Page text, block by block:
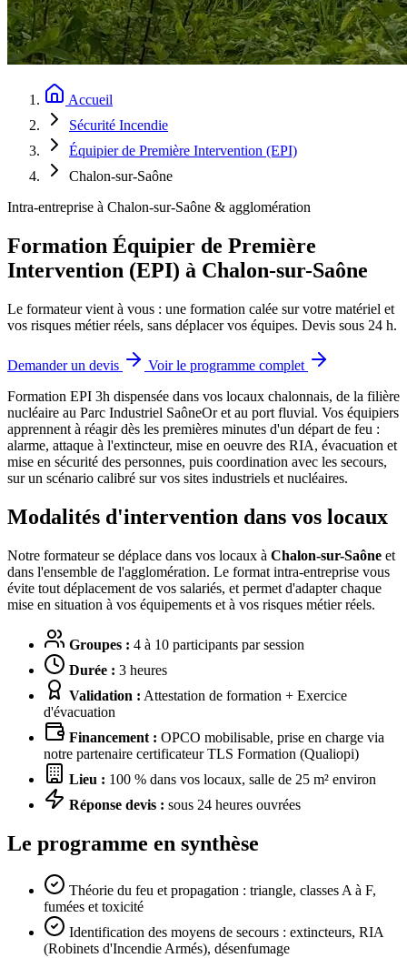
Accueil
Sécurité Incendie
Équipier de Première Intervention (EPI)
Chalon-sur-Saône
Intra-entreprise à Chalon-sur-Saône & agglomération
Formation Équipier de Première
Intervention (EPI) à Chalon-sur-Saône
Le formateur vient à vous : une formation calée sur votre matériel et
vos risques métier réels, sans déplacer vos équipes. Devis sous 24 h.
Demander un devis
Voir le programme complet
Formation EPI 3h dispensée dans vos locaux chalonnais, de la filière
nucléaire au Parc Industriel SaôneOr et au port fluvial. Vos équipiers
apprennent à réagir dès les premières minutes d'un départ de feu :
alarme, attaque à l'extincteur, mise en oeuvre des RIA, évacuation et
mise en sécurité des personnes, puis coordination avec les secours,
sur un scénario calibré sur vos sites industriels et nucléaires.
Modalités d'intervention dans vos locaux
Notre formateur se déplace dans vos locaux à Chalon-sur-Saône et
dans l'ensemble de l'agglomération. Le format intra-entreprise vous
évite tout déplacement de vos salariés, et permet d'adapter chaque
mise en situation à vos équipements et à vos risques métier réels.
Groupes : 4 à 10 participants par session
Durée : 3 heures
Validation : Attestation de formation + Exercice
d'évacuation
Financement : OPCO mobilisable, prise en charge via
notre partenaire certificateur TLS Formation (Qualiopi)
Lieu : 100 % dans vos locaux, salle de 25 m² environ
Réponse devis : sous 24 heures ouvrées
Le programme en synthèse
Théorie du feu et propagation : triangle, classes A à F,
fumées et toxicité
Identification des moyens de secours : extincteurs, RIA
(Robinets d'Incendie Armés), désenfumage